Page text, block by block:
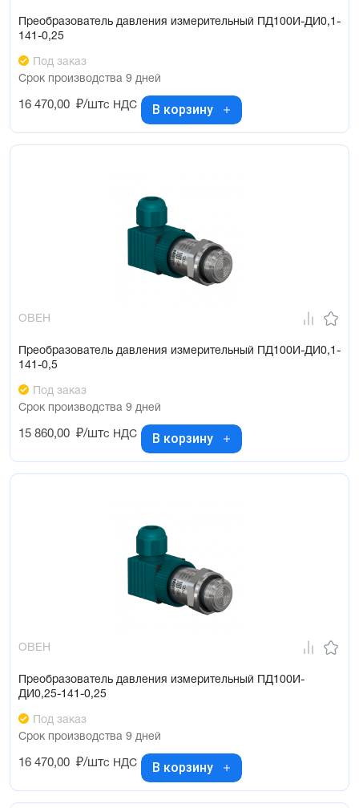
Преобразователь давления измерительный ПД100И-ДИ0,1-
141-0,25
Под заказ
Срок производства 9 дней
16 470,00 ₽/штс НДС В корзину
ОВЕН
Преобразователь давления измерительный ПД100И-ДИ0,1-
141-0,5
Под заказ
Срок производства 9 дней
15 860,00 ₽/штс НДС В корзину
ОВЕН
Преобразователь давления измерительный ПД100И-
ДИ0,25-141-0,25
Под заказ
Срок производства 9 дней
16 470,00 ₽/штс НДС В корзину